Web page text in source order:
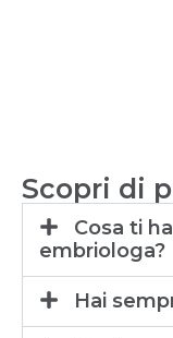
Scopri di
Cosa ti
embriologa?
Hai